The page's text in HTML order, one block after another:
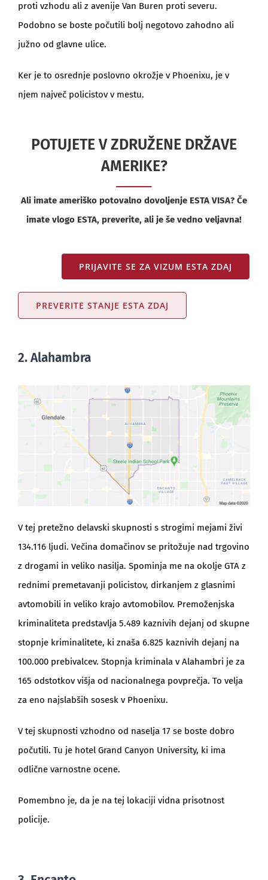
proti vzhodu ali z avenije Van Buren proti severu.
Podobno se boste počutili bolj negotovo zahodno ali
južno od glavne ulice.
Ker je to osrednje poslovno okrožje v Phoenixu, je v
njem največ policistov v mestu.
POTUJETE V ZDRUŽENE DRŽAVE
AMERIKE?
Ali imate ameriško potovalno dovoljenje ESTA VISA? Če
imate vlogo ESTA, preverite, ali je še vedno veljavna!
PRIJAVITE SE ZA VIZUM ESTA ZDAJ
PREVERITE STANJE ESTA ZDAJ
2. Alahambra
V tej pretežno delavski skupnosti s strogimi mejami živi
134.116 ljudi. Večina domačinov se pritožuje nad trgovino
z drogami in veliko nasilja. Spominja me na okolje GTA z
rednimi premetavanji policistov, dirkanjem z glasnimi
avtomobili in veliko krajo avtomobilov. Premoženjska
kriminaliteta predstavlja 5.489 kaznivih dejanj od skupne
stopnje kriminalitete, ki znaša 6.825 kaznivih dejanj na
100.000 prebivalcev. Stopnja kriminala v Alahambri je za
165 odstotkov višja od nacionalnega povprečja. To velja
za eno najslabših sosesk v Phoenixu.
V tej skupnosti vzhodno od naselja 17 se boste dobro
počutili. Tu je hotel Grand Canyon University, ki ima
odlične varnostne ocene.
Pomembno je, da je na tej lokaciji vidna prisotnost
policije.